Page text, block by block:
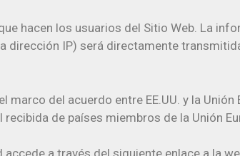
hacen los usuarios del Sitio Web. La
a dirección IP) será directamente
del acuerdo entre EE.UU. y la
de países miembros de la Unión
a través del siguiente enlace a la